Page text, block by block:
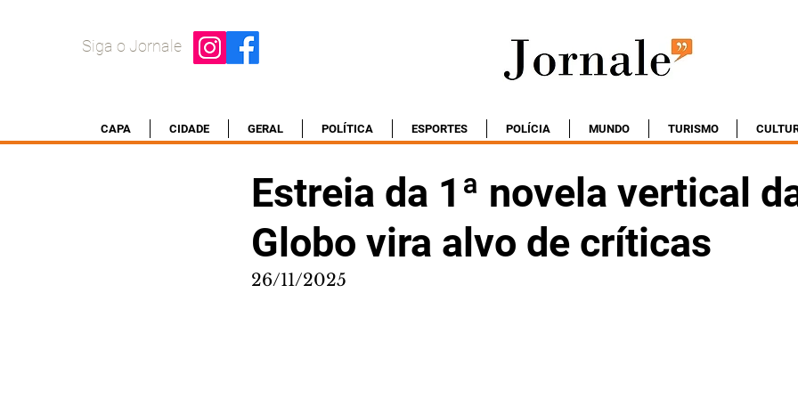
Siga o Jornale
CAPA CIDADE GERAL POLÍTICA ESPORTES POLÍCIA MUNDO TURISMO
Estreia da 1ª novela vertical
Globo vira alvo de críticas
26/11/2025